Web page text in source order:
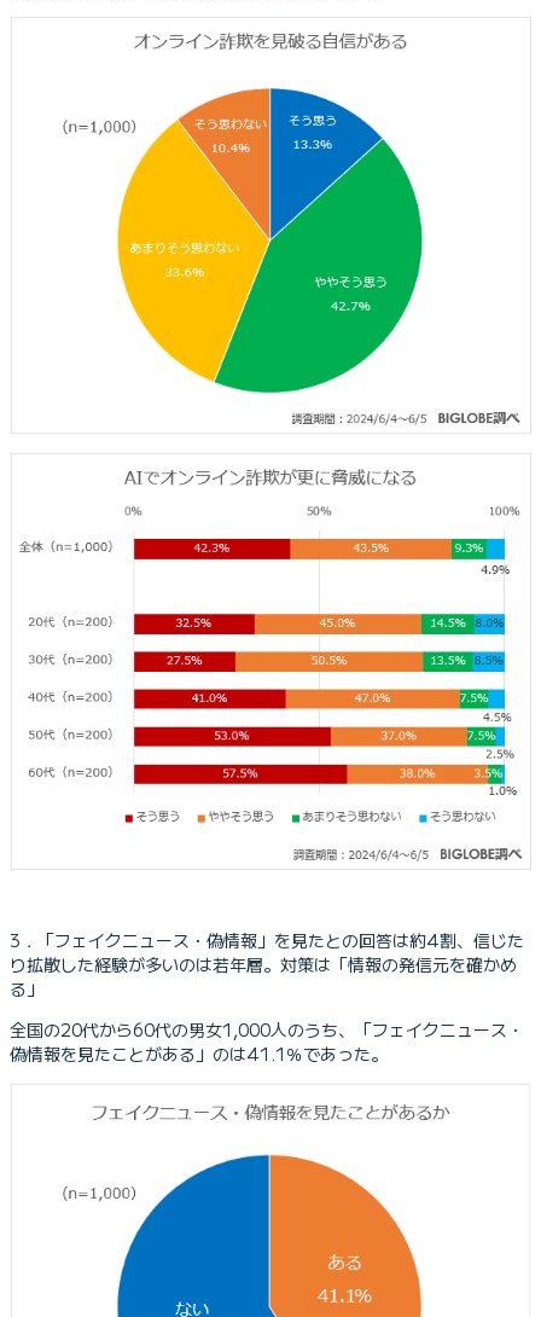
3．「フェイクニュース・偽情報」を見たとの回答は約4割、信じた
り拡散した経験が多いのは若年層。対策は「情報の発信元を確かめ
る」
全国の20代から60代の男女1,000人のうち、「フェイクニュース・
偽情報を見たことがある」のは41.1％であった。